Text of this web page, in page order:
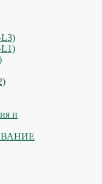
L3)
L1)
и